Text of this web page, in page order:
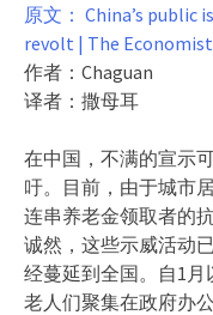
原文： China’s public
revolt | The Economist
作者：Chaguan
译者：撒母耳
在中国，不满的宣示
吁。目前，由于城市
连串养老金领取者的
诚然，这些示威活动
经蔓延到全国。自1月
老人们聚集在政府办